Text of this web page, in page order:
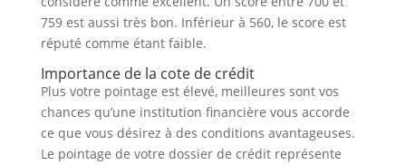
759 est aussi très bon. Inférieur à 560, le score est
réputé comme étant faible.
Importance de la cote de crédit
Plus votre pointage est élevé, meilleures sont vos
chances qu’une institution financière vous accorde
ce que vous désirez à des conditions avantageuses.
Le pointage de votre dossier de crédit représente